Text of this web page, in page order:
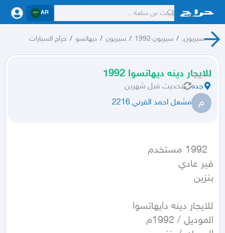
AR
سيريون, / سيريون 1992 / سيريون / ديهاتسو / حراج السيارات
للايجار دينه ديهاتسوا 1992
جده تحديث قبل شهرين
م مشعل احمد القرني 2216
بنزين